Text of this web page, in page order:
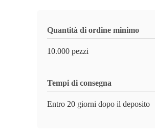
Quantità di ordine minimo
10.000 pezzi
Tempi di consegna
Entro 20 giorni dopo il deposito